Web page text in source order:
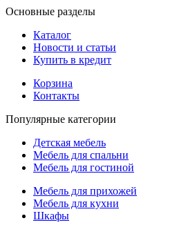
Основные разделы
Каталог
Новости и статьи
Купить в кредит
Корзина
Контакты
Популярные категории
Детская мебель
Мебель для спальни
Мебель для гостиной
Мебель для прихожей
Мебель для кухни
Шкафы